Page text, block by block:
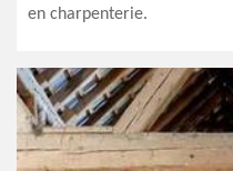
en charpenterie.